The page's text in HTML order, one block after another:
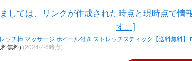
ッチ棒 マッサージ ホイール付き ストレッチスティック【送料無料】
無料) (2024/2/6時点)